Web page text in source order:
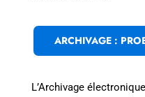
ARCHIVAGE :
L’Archivage